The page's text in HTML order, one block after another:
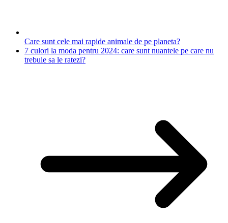
Care sunt cele mai rapide animale de pe planeta?
7 culori la moda pentru 2024: care sunt nuantele pe care nu
trebuie sa le ratezi?